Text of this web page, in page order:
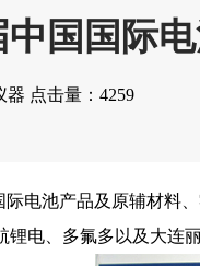
国国际
器 点击量：4259
电池产品及原辅材料
电、多氟多以及大连